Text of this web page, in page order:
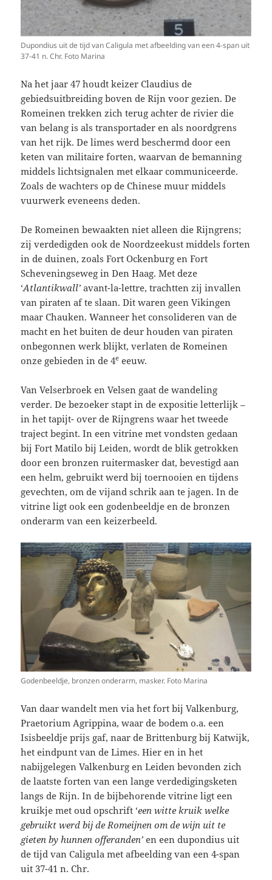
Dupondius uit de tijd van Caligula met afbeelding van een 4-span uit
37-41 n. Chr. Foto Marina
Na het jaar 47 houdt keizer Claudius de
gebiedsuitbreiding boven de Rijn voor gezien. De
Romeinen trekken zich terug achter de rivier die
van belang is als transportader en als noordgrens
van het rijk. De limes werd beschermd door een
keten van militaire forten, waarvan de bemanning
middels lichtsignalen met elkaar communiceerde.
Zoals de wachters op de Chinese muur middels
vuurwerk eveneens deden.
De Romeinen bewaakten niet alleen die Rijngrens;
zij verdedigden ook de Noordzeekust middels forten
in de duinen, zoals Fort Ockenburg en Fort
Scheveningseweg in Den Haag. Met deze
‘Atlantikwall’ avant-la-lettre, trachtten zij invallen
van piraten af te slaan. Dit waren geen Vikingen
maar Chauken. Wanneer het consolideren van de
macht en het buiten de deur houden van piraten
onbegonnen werk blijkt, verlaten de Romeinen
onze gebieden in de 4e eeuw.
Van Velserbroek en Velsen gaat de wandeling
verder. De bezoeker stapt in de expositie letterlijk –
in het tapijt- over de Rijngrens waar het tweede
traject begint. In een vitrine met vondsten gedaan
bij Fort Matilo bij Leiden, wordt de blik getrokken
door een bronzen ruitermasker dat, bevestigd aan
een helm, gebruikt werd bij toernooien en tijdens
gevechten, om de vijand schrik aan te jagen. In de
vitrine ligt ook een godenbeeldje en de bronzen
onderarm van een keizerbeeld.
Godenbeeldje, bronzen onderarm, masker. Foto Marina
Van daar wandelt men via het fort bij Valkenburg,
Praetorium Agrippina, waar de bodem o.a. een
Isisbeeldje prijs gaf, naar de Brittenburg bij Katwijk,
het eindpunt van de Limes. Hier en in het
nabijgelegen Valkenburg en Leiden bevonden zich
de laatste forten van een lange verdedigingsketen
langs de Rijn. In de bijbehorende vitrine ligt een
kruikje met oud opschrift ‘een witte kruik welke
gebruikt werd bij de Romeijnen om de wijn uit te
gieten by hunnen offeranden’ en een dupondius uit
de tijd van Caligula met afbeelding van een 4-span
uit 37-41 n. Chr.